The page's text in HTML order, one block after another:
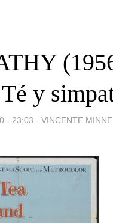
y
- 23:03 - VINCENTE